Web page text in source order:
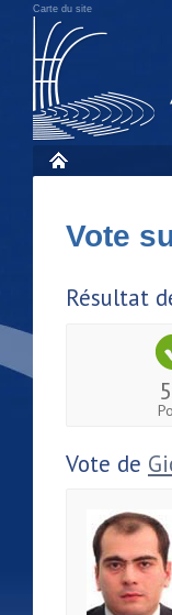
Carte du site
Vote
Résultat
Vote de